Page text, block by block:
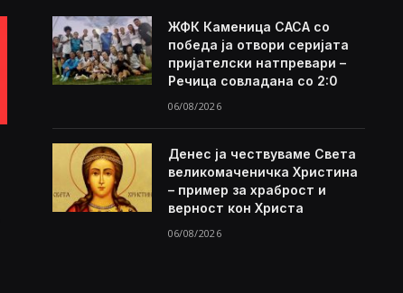
ЖФК Каменица САСА со
победа ја отвори серијата
пријателски натпревари –
Речица совладана со 2:0
06/08/2026
Денес ја чествуваме Света
великомаченичка Христина
– пример за храброст и
верност кон Христа
06/08/2026